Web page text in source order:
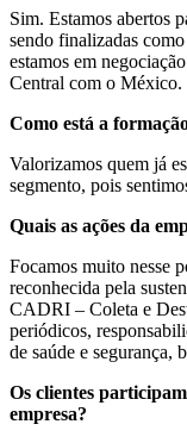
Sim. Estamos abertos
sendo finalizadas
estamos em
Central com o México.
Como está a
Valorizamos quem já
segmento, pois
Quais as ações da
Focamos muito nesse
reconhecida pela
CADRI – Coleta e
periódicos,
de saúde e segurança,
Os clientes
empresa?